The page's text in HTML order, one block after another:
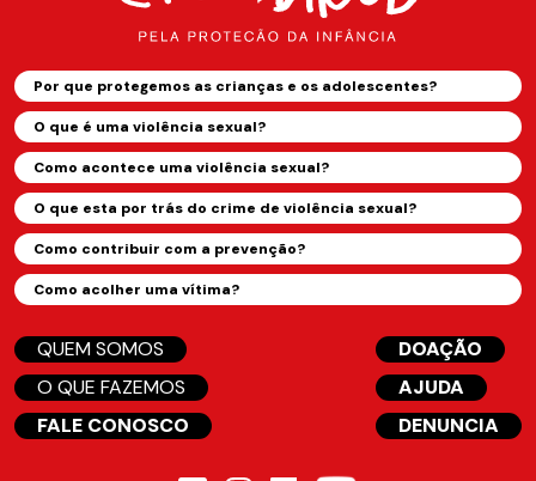
Por que protegemos as crianças e os adolescentes?
O que é uma violência sexual?
Como acontece uma violência sexual?
O que esta por trás do crime de violência sexual?
Como contribuir com a prevenção?
Como acolher uma vítima?
QUEM SOMOS
O QUE FAZEMOS
FALE CONOSCO
DOAÇÃO
AJUDA
DENUNCIA